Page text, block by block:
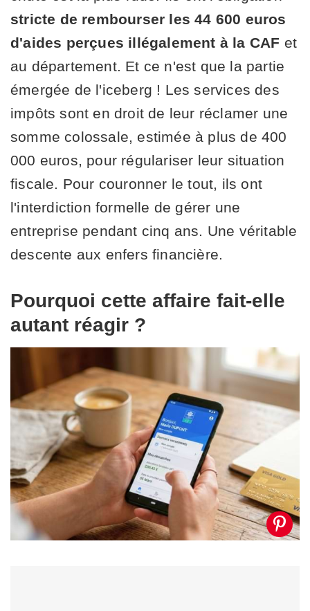
stricte de rembourser les 44 600 euros
d'aides perçues illégalement à la CAF et
au département. Et ce n'est que la partie
émergée de l'iceberg ! Les services des
impôts sont en droit de leur réclamer une
somme colossale, estimée à plus de 400
000 euros, pour régulariser leur situation
fiscale. Pour couronner le tout, ils ont
l'interdiction formelle de gérer une
entreprise pendant cinq ans. Une véritable
descente aux enfers financière.
Pourquoi cette affaire fait-elle
autant réagir ?